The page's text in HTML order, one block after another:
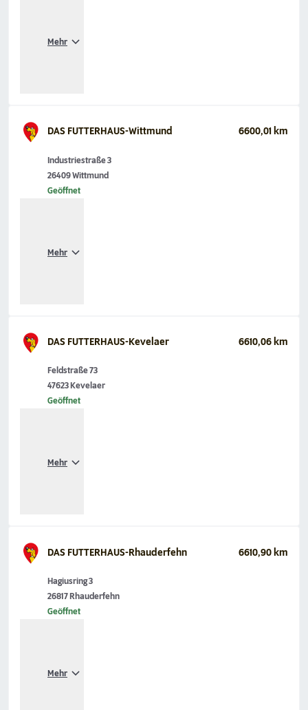
Mehr
DAS FUTTERHAUS-Wittmund 6600,01 km
Industriestraße 3
26409 Wittmund
Geöffnet
Mehr
DAS FUTTERHAUS-Kevelaer 6610,06 km
Feldstraße 73
47623 Kevelaer
Geöffnet
Mehr
DAS FUTTERHAUS-Rhauderfehn 6610,90 km
Hagiusring 3
26817 Rhauderfehn
Geöffnet
Mehr